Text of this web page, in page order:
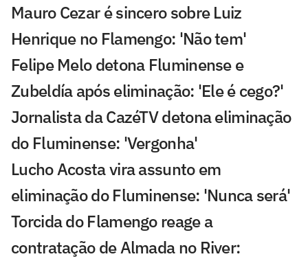
Mauro Cezar é sincero sobre Luiz
Henrique no Flamengo: 'Não tem'
Felipe Melo detona Fluminense e
Zubeldía após eliminação: 'Ele é cego?'
Jornalista da CazéTV detona eliminação
do Fluminense: 'Vergonha'
Lucho Acosta vira assunto em
eliminação do Fluminense: 'Nunca será'
Torcida do Flamengo reage a
contratação de Almada no River: